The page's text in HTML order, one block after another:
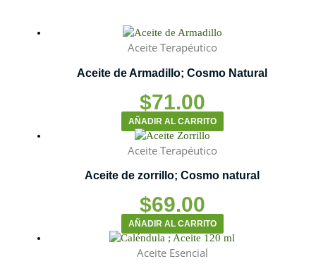
Aceite Terapéutico
Aceite de Armadillo; Cosmo Natural
$71.00
AÑADIR AL CARRITO
Aceite Terapéutico
Aceite de zorrillo; Cosmo natural
$69.00
AÑADIR AL CARRITO
Aceite Esencial